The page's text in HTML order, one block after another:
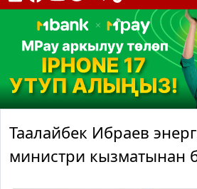
Таалайбек Ибраев
министри кызматынан